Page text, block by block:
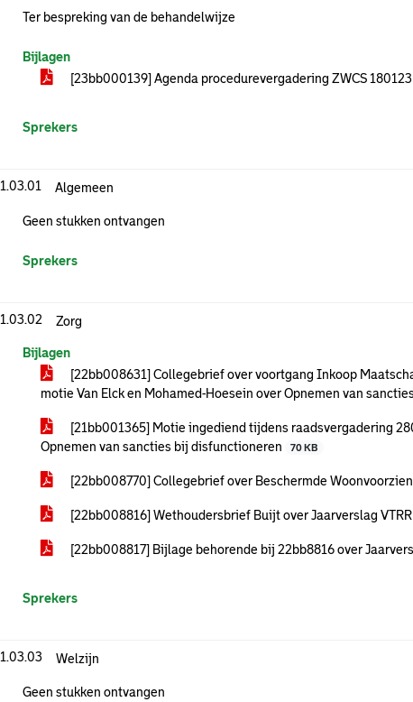
Ter bespreking van de behandelwijze
Bijlagen
[23bb000139] Agenda procedurevergadering ZWCS 180123
Sprekers
1.03.01 Algemeen
Geen stukken ontvangen
Sprekers
1.03.02 Zorg
Bijlagen
[22bb008631] Collegebrief over voortgang Inkoop
motie Van Elck en Mohamed-Hoesein over Opnemen van
[21bb001365] Motie ingediend tijdens raadsvergadering
Opnemen van sancties bij disfunctioneren
70 KB
[22bb008770] Collegebrief over Beschermde
[22bb008816] Wethoudersbrief Buijt over Jaarverslag
[22bb008817] Bijlage behorende bij 22bb8816 over
Sprekers
1.03.03 Welzijn
Geen stukken ontvangen